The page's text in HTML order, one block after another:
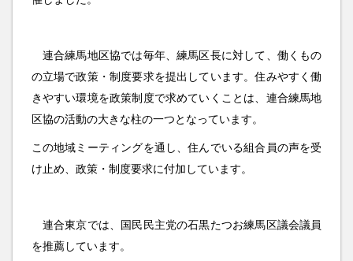
連合練馬地区協では毎年、練馬区長に対して、働くもの
の立場で政策・制度要求を提出しています。住みやすく働
きやすい環境を政策制度で求めていくことは、連合練馬地
区協の活動の大きな柱の一つとなっています。
この地域ミーティングを通し、住んでいる組合員の声を受
け止め、政策・制度要求に付加しています。
連合東京では、国民民主党の石黒たつお練馬区議会議員
を推薦しています。